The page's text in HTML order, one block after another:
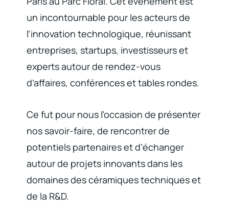
un incontournable pour les acteurs de
l’innovation technologique, réunissant
entreprises, startups, investisseurs et
experts autour de rendez-vous
d’affaires, conférences et tables rondes.
Ce fut pour nous l’occasion de présenter
nos savoir-faire, de rencontrer de
potentiels partenaires et d’échanger
autour de projets innovants dans les
domaines des céramiques techniques et
de la R&D.